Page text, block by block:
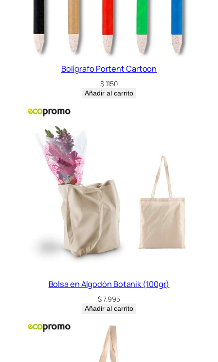
Bolígrafo Portent Cartoon
$1.150
Añadir al carrito
Bolsa en Algodón Botanik (100gr)
$7.995
Añadir al carrito